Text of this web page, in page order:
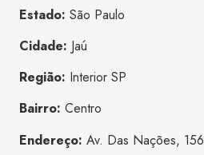
Estado: São Paulo
Cidade: Jaú
Região: Interior SP
Bairro: Centro
Endereço: Av. Das Nações, 156